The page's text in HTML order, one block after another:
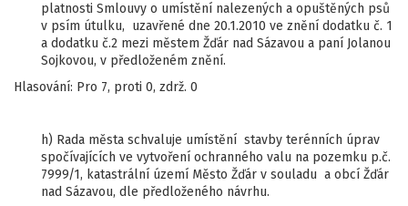
platnosti Smlouvy o umístění nalezených a opuštěných psů
v psím útulku, uzavřené dne 20.1.2010 ve znění dodatku č. 1
a dodatku č.2 mezi městem Žďár nad Sázavou a paní Jolanou
Sojkovou, v předloženém znění.
Hlasování: Pro 7, proti 0, zdrž. 0
h) Rada města schvaluje umístění stavby terénních úprav
spočívajících ve vytvoření ochranného valu na pozemku p.č.
7999/1, katastrální území Město Žďár v souladu a obcí Žďár
nad Sázavou, dle předloženého návrhu.